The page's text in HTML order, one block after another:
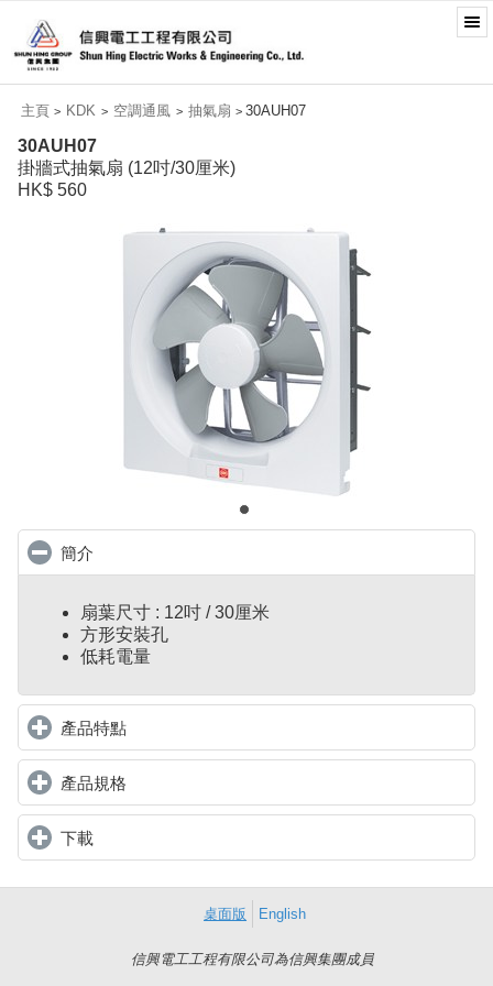
主頁 > KDK > 空調通風 > 抽氣扇 > 30AUH07
30AUH07
掛牆式抽氣扇 (12吋/30厘米)
HK$ 560
簡介
扇葉尺寸 : 12吋 / 30厘米
方形安裝孔
低耗電量
產品特點click to expand contents
產品規格
下載click to expand contents
桌面版 English
信興電工工程有限公司為信興集團成員